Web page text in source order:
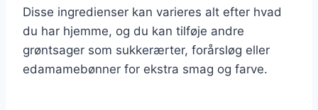
Disse ingredienser kan varieres alt efter hvad
du har hjemme, og du kan tilføje andre
grøntsager som sukkerærter, forårsløg eller
edamamebønner for ekstra smag og farve.